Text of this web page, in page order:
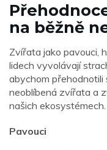
na běžně
Zvířata jako pavouci,
lidech vyvolávají
abychom
neoblíbená zvířata a
našich ekosystémech.
Pavouci